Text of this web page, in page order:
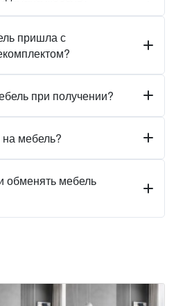
пришла с
при получении?
на мебель?
обменять мебель